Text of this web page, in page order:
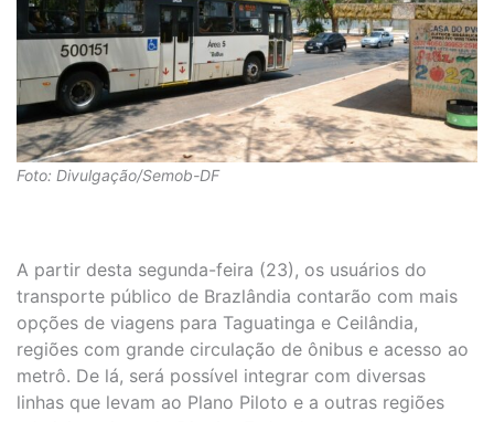
Foto: Divulgação/Semob-DF
A partir desta segunda-feira (23), os usuários do
transporte público de Brazlândia contarão com mais
opções de viagens para Taguatinga e Ceilândia,
regiões com grande circulação de ônibus e acesso ao
metrô. De lá, será possível integrar com diversas
linhas que levam ao Plano Piloto e a outras regiões